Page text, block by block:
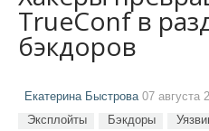
TrueConf в
бэкдоров
Екатерина Быстрова07 августа
Эксплойты Бэкдоры